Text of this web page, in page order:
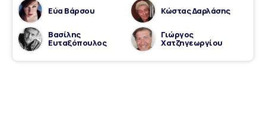
Εύα Βάρσου
Βασίλης
Ευταξόπουλος
Κώστας Δαρλάσης
Γιώργος
Χατζηγεωργίου